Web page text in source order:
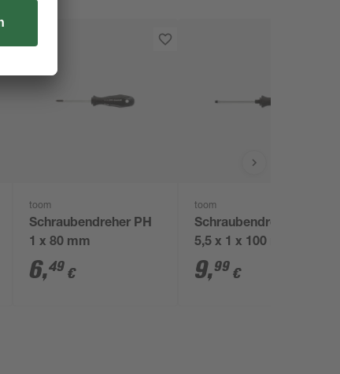
toom
Schraubendreher PH
1 x 80 mm
6,49 €
toom
Schraubendreher SL
5,5 x 1 x 100 mm
9,99 €